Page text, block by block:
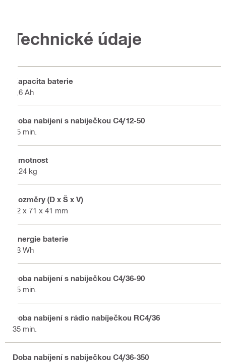
Technické údaje
Kapacita baterie
2,6 Ah
Doba nabíjení s nabíječkou C4/12-50
35 min.
Hmotnost
0.24 kg
Rozměry (D x Š x V)
92 x 71 x 41 mm
Energie baterie
28 Wh
Doba nabíjení s nabíječkou C4/36-90
35 min.
Doba nabíjení s rádio nabíječkou RC4/36
35 min.
Doba nabíjení s nabíječkou C4/36-350